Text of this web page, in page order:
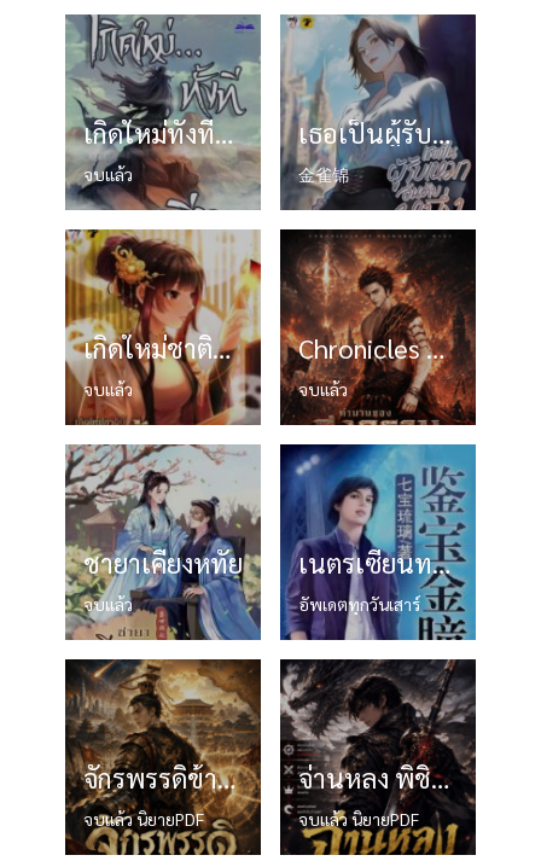
เกิดใหม่ทั้งทีข้าขอเป็นเซียน
จบแล้ว
เธอเป็นผู้รับเหมาอันดับหนึ่งในกาแล็กซี่
金雀锦
เกิดใหม่ชาตินี้… ขอเป็นเจ้านิกายมาไลฟ์สด
จบแล้ว
Chronicles of Primordial Wars ตำนานของสงครามแรกเริ่ม
จบแล้ว
ชายาเคียงหทัย
จบแล้ว
เนตรเซียนทะลุสมบัติ
อัพเดตทุกวันเสาร์
จักรพรรดิข้ามกาลเวลา
จบแล้ว นิยายPDF
จ่านหลง พิชิตมังกร (Zhan Long)
จบแล้ว นิยายPDF